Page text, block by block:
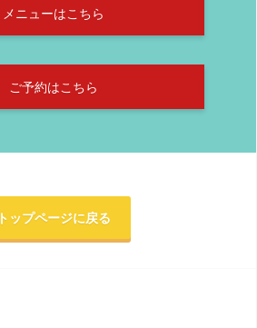
メニューはこちら
ご予約はこちら
トップページに戻る